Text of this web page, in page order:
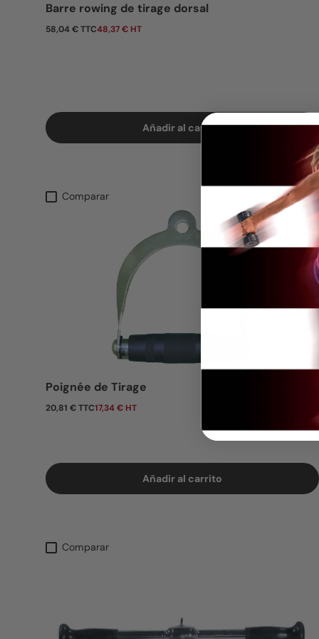
Barre rowing de tirage dorsal
Precio normal
58,04 € TTC48,37 € HT
Añadir al carrito
Comparar
Poignée de Tirage
Precio normal
20,81 € TTC17,34 € HT
Añadir al carrito
Comparar